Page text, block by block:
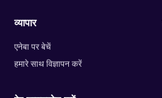
व्यापार
एनेबा पर बेचें
हमारे साथ विज्ञापन करें